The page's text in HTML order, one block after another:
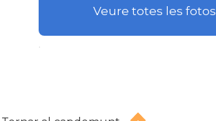
Veure totes les fotos